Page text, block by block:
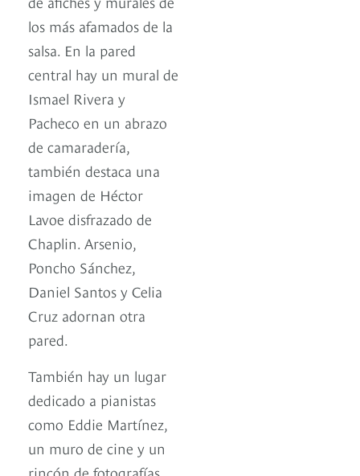
los más afamados de la
salsa. En la pared
central hay un mural de
Ismael Rivera y
Pacheco en un abrazo
de camaradería,
también destaca una
imagen de Héctor
Lavoe disfrazado de
Chaplin. Arsenio,
Poncho Sánchez,
Daniel Santos y Celia
Cruz adornan otra
pared.
También hay un lugar
dedicado a pianistas
como Eddie Martínez,
un muro de cine y un
rincón de fotografías